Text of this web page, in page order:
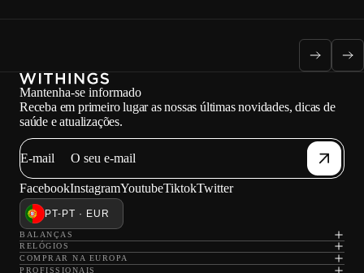
Mantenha-se informado
Receba em primeiro lugar as nossas últimas novidades, dicas de
saúde e atualizações.
E-mail
FacebookInstagramYoutubeTiktokTwitter
PT-PT · EUR
BALANÇAS
RELÓGIOS
COMPRAR NA EUROPA
PROFISSIONAIS